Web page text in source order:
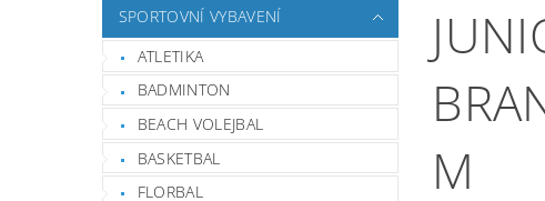
SPORTOVNÍ VYBAVENÍ
ATLETIKA
BADMINTON
BEACH VOLEJBAL
BASKETBAL
FLORBAL
M